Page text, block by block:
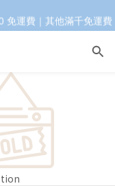
作日下單 24小時內 快速
免運費｜其他滿千免運費
折再折$100｜加LINE領
工作日下單 24小時內 快速出